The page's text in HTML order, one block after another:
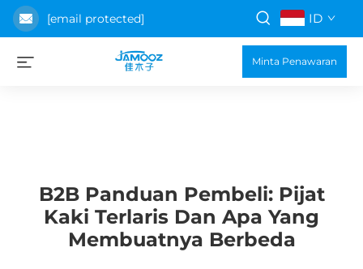
[email protected] ID
Minta Penawaran
B2B Panduan Pembeli: Pijat
Kaki Terlaris Dan Apa Yang
Membuatnya Berbeda